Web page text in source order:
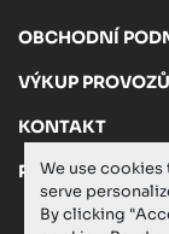
We use
serve
By clicking
OBCHODNÍ
VÝKUP PROVOZŮ
KONTAKT
PRIVACY POLICY